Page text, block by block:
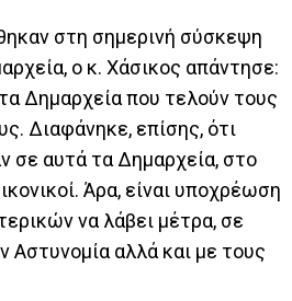
στη σημερινή σύσκεψη
ο κ. Χάσικος απάντησε:
τα Δημαρχεία που τελούν τους
Διαφάνηκε, επίσης, ότι
σε αυτά τα Δημαρχεία, στο
Άρα, είναι υποχρέωση
να λάβει μέτρα, σε
Αστυνομία αλλά και με τους